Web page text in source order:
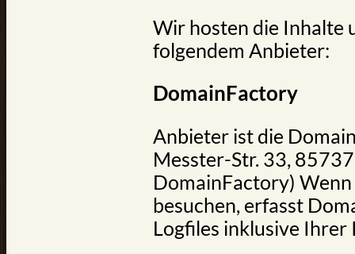
Wir hosten die Inhalte
folgendem Anbieter:
DomainFactory
Anbieter ist die
Messter-Str. 33,
DomainFactory)
besuchen, erfasst
Logfiles inklusive Ihrer